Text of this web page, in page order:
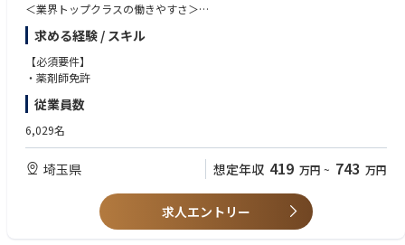
＜業界トップクラスの働きやすさ＞
業界最多クラスの年間休日126日＋有給休暇、シフト勤務制による残業削
減や希望休など、どなたにとっても働きやすい環境です
充実した手当や福利厚生、育児支援制度、安定した経営基盤を持っている
ため、長く働いていただけます
も45％と高い水準です
全国に800店舗以上展開。転居の際も店舗を異動するだけでスムーズに新
生活スタートが可能です
＜薬剤師として成長、活躍できる環境＞
中途入社者への導入・フォロー研修が充実しており、安心してキャリアを
スタートしていただけます
求める経験 / スキル
【必須要件】
・薬剤師免許
従業員数
6,029名
埼玉県 想定年収 419 万円 ~ 743 万円
求人エントリー